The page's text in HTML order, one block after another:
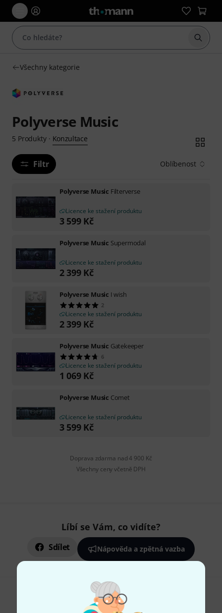
Začít
Všechny kategorie
Polyverse Music
5 Produkty· Konzultace
Filtr Oblíbenost
Polyverse Music Filterverse
Licence ke stažení produktu
3 599 Kč
Polyverse Music Supermodal
Licence ke stažení produktu
2 399 Kč
Polyverse Music I wish
2
Licence ke stažení produktu
2 399 Kč
Polyverse Music Gatekeeper
6
Licence ke stažení produktu
1 069 Kč
Polyverse Music Comet
Licence ke stažení produktu
3 599 Kč
Doprava zdarma nad 4 900 Kč
Všechny ceny včetně DPH
Líbí se Vám, co vidíte?
Sdílet Nápověda a zpětná vazba